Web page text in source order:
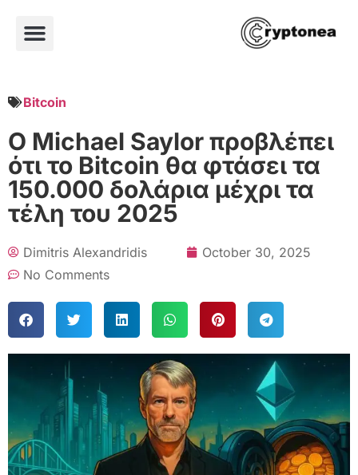
Bitcoin
Ο Michael Saylor προβλέπει
ότι το Bitcoin θα φτάσει τα
150.000 δολάρια μέχρι τα
τέλη του 2025
Dimitris Alexandridis
October 30, 2025
No Comments